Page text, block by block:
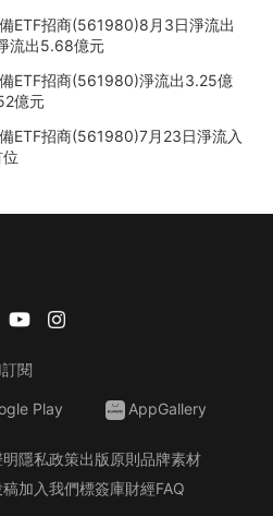
ETF招商(561980)8月3日淨流出
流出5.68億元
ETF招商(561980)淨流出3.25億
億元
ETF招商(561980)7月23日淨流入
閱
Play AppGallery
隱私政策出版原則品牌素材
稿加入我們標簽庫財經FAQ